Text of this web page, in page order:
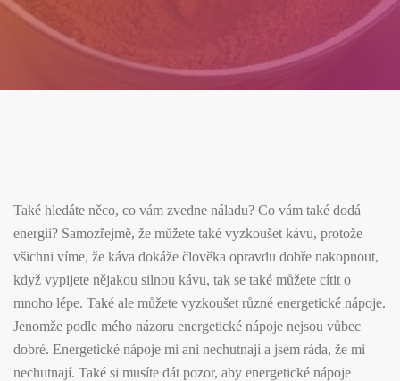
Také hledáte něco, co vám zvedne náladu? Co vám také dodá
energii? Samozřejmě, že můžete také vyzkoušet kávu, protože
všichni víme, že káva dokáže člověka opravdu dobře nakopnout,
když vypijete nějakou silnou kávu, tak se také můžete cítit o
mnoho lépe. Také ale můžete vyzkoušet různé energetické nápoje.
Jenomže podle mého názoru energetické nápoje nejsou vůbec
dobré. Energetické nápoje mi ani nechutnají a jsem ráda, že mi
nechutnají. Také si musíte dát pozor, aby energetické nápoje